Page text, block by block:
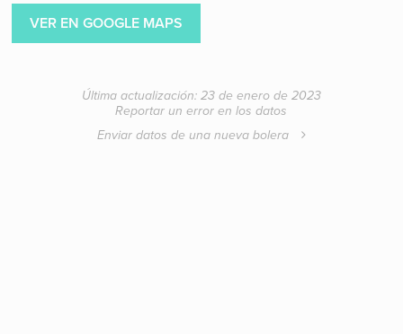
VER EN GOOGLE MAPS
Última actualización: 23 de enero de 2023
Reportar un error en los datos
Enviar datos de una nueva bolera